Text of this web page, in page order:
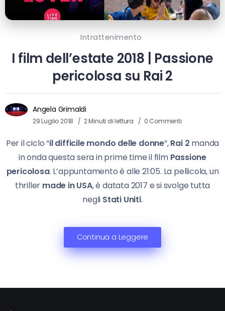
Intrattenimento
I film dell’estate 2018 | Passione
pericolosa su Rai 2
Angela Grimaldi
29 Luglio 2018 2 Minuti di lettura 0 Commenti
Per il ciclo “il difficile mondo delle donne“,Rai 2 manda
in onda questa sera in prime time il film Passione
pericolosa. L’appuntamento è alle 21:05. La pellicola, un
thriller made in USA, è datata 2017 e si svolge tutta
negli Stati Uniti.
Continua a Leggere